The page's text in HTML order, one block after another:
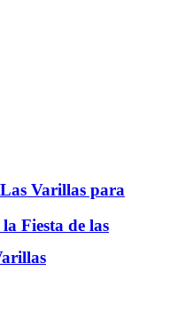
Varillas para
Fiesta de las